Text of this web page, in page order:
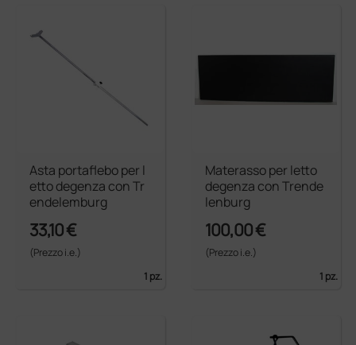
Asta portaflebo per l
etto degenza con Tr
endelemburg
33,10 €
(Prezzo i.e.)
1 pz.
Materasso per letto
degenza con Trende
lenburg
100,00 €
(Prezzo i.e.)
1 pz.